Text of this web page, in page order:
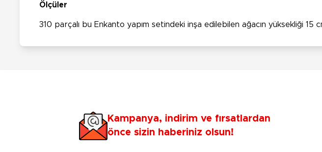
Ölçüler
310 parçalı bu Enkanto yapım setindeki inşa edilebilen ağacın yüksekliği 15
Kampanya, indirim ve fırsatlardan
önce sizin haberiniz olsun!